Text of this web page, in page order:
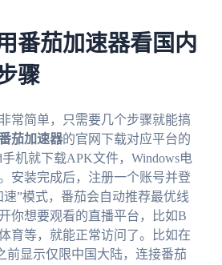
番茄加速器看国内
骤
常简单，只需要几个步骤就能搞
茄加速器的官网下载对应平台的
机就下载APK文件，Windows电
安装完成后，注册一个账号并登
”模式，番茄会自动推荐最优线
你想要观看的直播平台，比如B
育等，就能正常访问了。比如在
前显示仅限中国大陆，连接番茄